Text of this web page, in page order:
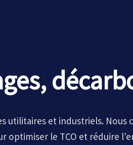
utilitaires et industriels. Nous
optimiser le TCO et réduire